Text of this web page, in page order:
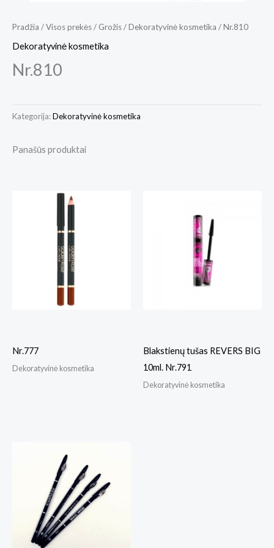
Pradžia /Visos prekės/ Grožis/Dekoratyvinė kosmetika / Nr.810
Dekoratyvinė kosmetika
Nr.810
Kategorija:Dekoratyvinė kosmetika
Panašūs produktai
Nr.777
Dekoratyvinė kosmetika
Blakstienų tušas REVERS BIG
10ml. Nr.791
Dekoratyvinė kosmetika